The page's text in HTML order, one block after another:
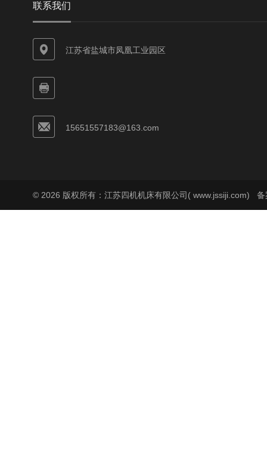
联系我们
江苏省盐城市凤凰工业园区
15651557183@163.com
© 2026 版权所有：江苏四机机床有限公司( www.jssiji.com) 备